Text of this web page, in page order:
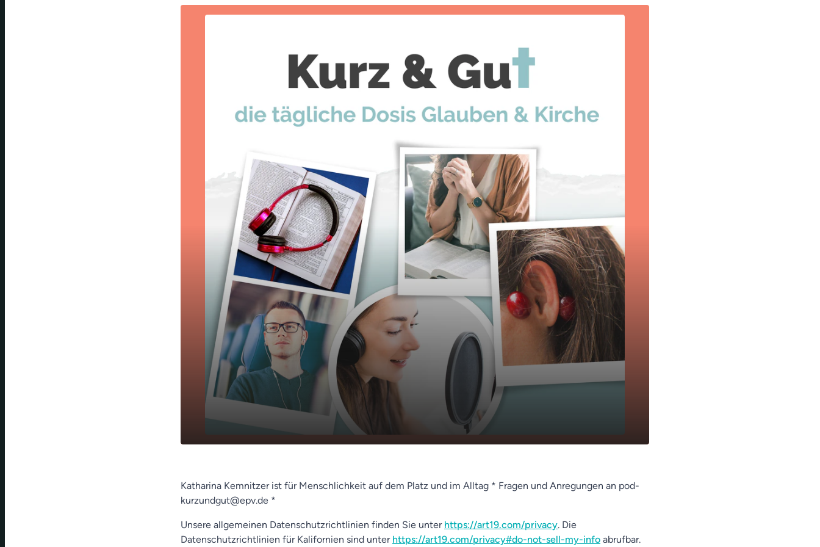
Katharina Kemnitzer ist für Menschlichkeit auf dem Platz und im Alltag * Fragen und Anregungen an pod-
kurzundgut@epv.de *
Unsere allgemeinen Datenschutzrichtlinien finden Sie unter https://art19.com/privacy. Die
Datenschutzrichtlinien für Kalifornien sind unter https://art19.com/privacy#do-not-sell-my-info abrufbar.